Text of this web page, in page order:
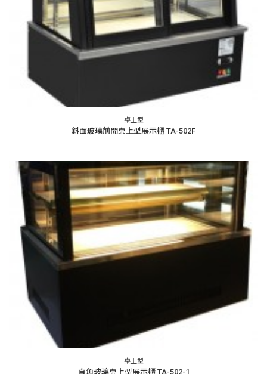
桌上型
斜面玻璃前開桌上型展示櫃 TA-502F
桌上型
直角玻璃桌上型展示櫃 TA-502-1